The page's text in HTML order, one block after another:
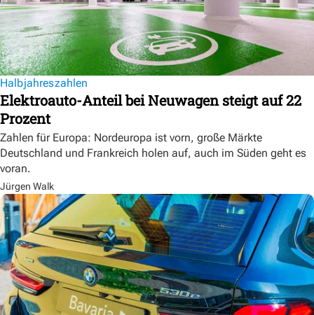
Halbjahreszahlen
Elektroauto-Anteil bei Neuwagen steigt auf 22
Prozent
Zahlen für Europa: Nordeuropa ist vorn, große Märkte
Deutschland und Frankreich holen auf, auch im Süden geht es
voran.
Jürgen Walk